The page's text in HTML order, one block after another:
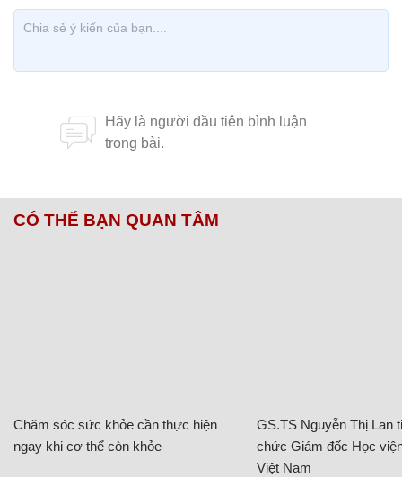
CÓ THỂ BẠN QUAN TÂM
Chăm sóc sức khỏe cần thực hiện
ngay khi cơ thể còn khỏe
GS.TS Nguyễn Thị Lan
chức Giám đốc Học
Việt Nam